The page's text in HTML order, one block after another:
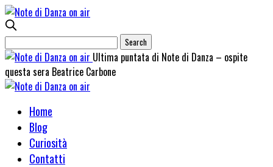
Ultima puntata di Note di Danza – ospite
questa sera Beatrice Carbone
Home
Blog
Curiosità
Contatti